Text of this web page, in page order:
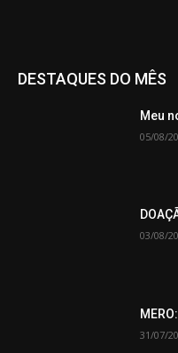
DESTAQUES DO MÊS
Meu
05/08/
03/08/
31/07/